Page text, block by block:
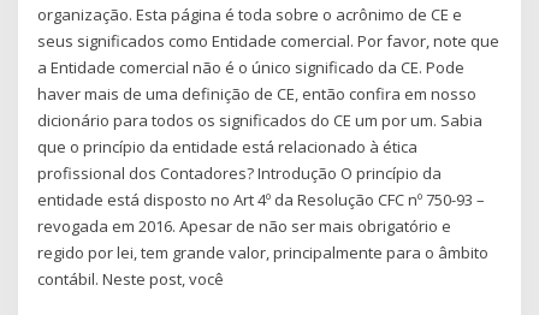
organização. Esta página é toda sobre o acrônimo de CE e
seus significados como Entidade comercial. Por favor, note que
a Entidade comercial não é o único significado da CE. Pode
haver mais de uma definição de CE, então confira em nosso
dicionário para todos os significados do CE um por um. Sabia
que o princípio da entidade está relacionado à ética
profissional dos Contadores? Introdução O princípio da
entidade está disposto no Art 4º da Resolução CFC nº 750-93 –
revogada em 2016. Apesar de não ser mais obrigatório e
regido por lei, tem grande valor, principalmente para o âmbito
contábil. Neste post, você